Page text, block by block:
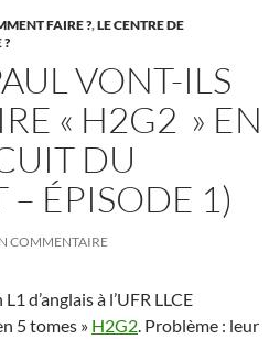
FAIRE ?,LE CENTRE DE
?
VONT-ILS
« H2G2 » EN
DU
ÉPISODE 1)
COMMENTAIRE
d’anglais à l’UFR LLCE
5 tomes » H2G2 . Problème : leur